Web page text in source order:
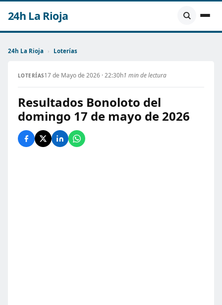
24h La Rioja
24h La Rioja › Loterías
LOTERÍAS17 de Mayo de 2026 · 22:30h1 min de lectura
Resultados Bonoloto del
domingo 17 de mayo de 2026